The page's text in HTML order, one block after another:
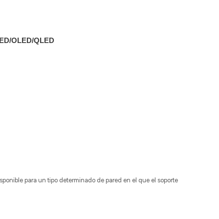
OLED/QLED
para un tipo determinado de pared en el que el soporte